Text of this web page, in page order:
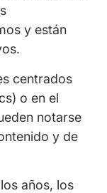
y están
centrados
o en el
notarse
y de
años, los